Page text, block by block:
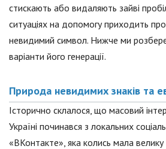
стискають або видаляють зайві
ситуаціях на допомогу приходить
невидимий символ. Нижче ми
варіанти його генерації.
Природа невидимих знаків та
Історично склалося, що масовий
Україні починався з локальних
«ВКонтакте», яка колись мала велику